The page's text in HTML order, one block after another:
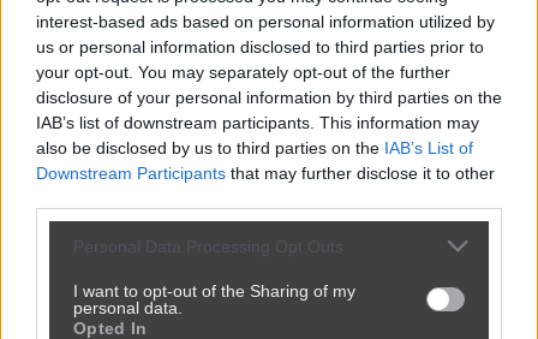
interest-based ads based on personal information utilized by
us or personal information disclosed to third parties prior to
your opt-out. You may separately opt-out of the further
disclosure of your personal information by third parties on the
IAB’s list of downstream participants. This information may
also be disclosed by us to third parties on the IAB’s List of
Downstream Participants that may further disclose it to other
Personal Data Processing Opt Outs
I want to opt-out of the Sharing of my
personal data.
Opted In